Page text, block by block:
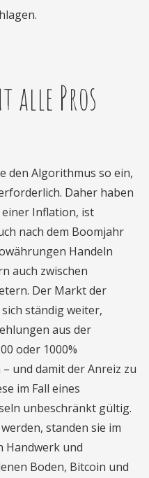
alle Pros
den Algorithmus so ein,
Daher haben
einer Inflation, ist
nach dem Boomjahr
Handeln
auch zwischen
Der Markt der
ständig weiter,
aus der
oder 1000%
und damit der Anreiz zu
im Fall eines
unbeschränkt gültig.
standen sie im
Handwerk und
Boden, Bitcoin und